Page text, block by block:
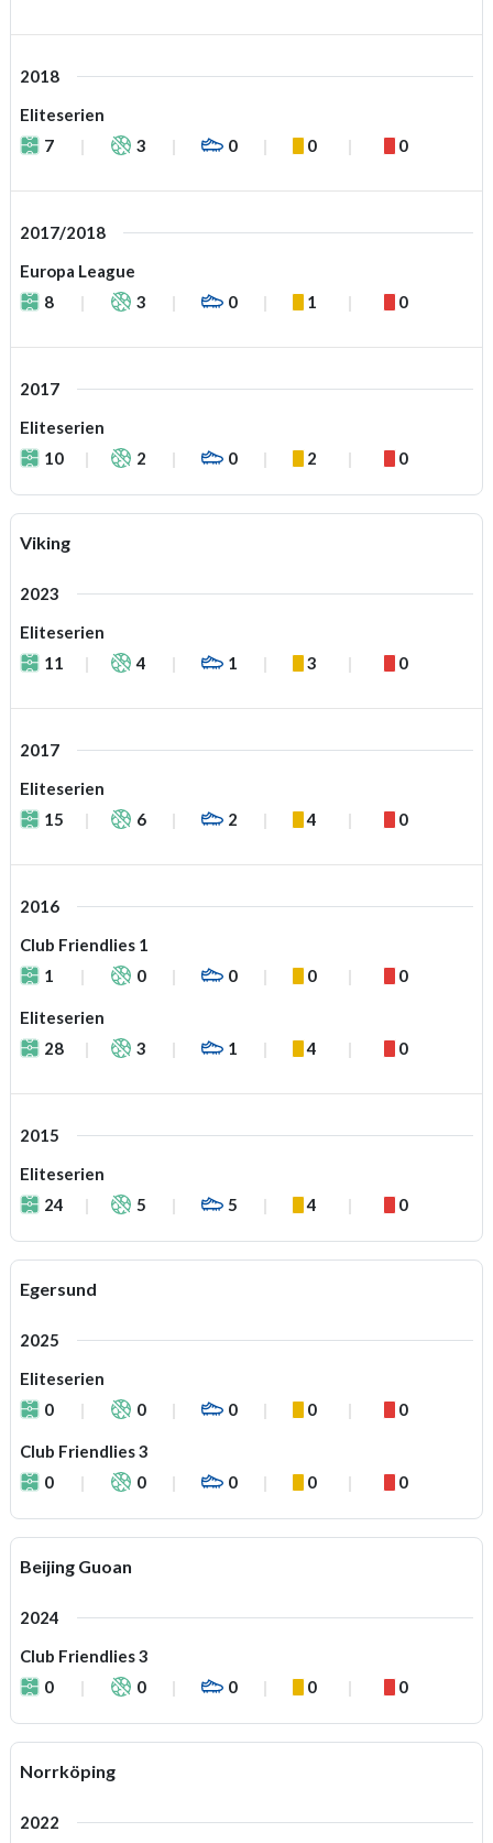
2018
Eliteserien
7
3 0 0 0
2017/2018
Europa League
8
3 0 1 0
2017
Eliteserien
10
2 0 2 0
Viking
2023
Eliteserien
11
4 1 3 0
2017
Eliteserien
15
6 2 4 0
2016
Club Friendlies 1
1
0 0 0 0
Eliteserien
28
3 1 4 0
2015
Eliteserien
24
5 5 4 0
Egersund
2025
Eliteserien
0
0 0 0 0
Club Friendlies 3
0
0 0 0 0
Beijing Guoan
2024
Club Friendlies 3
0
0 0 0 0
Norrköping
2022